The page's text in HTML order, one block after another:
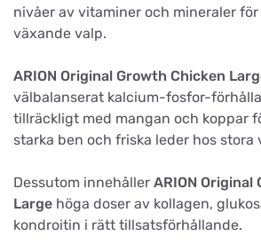
nivåer av vitaminer och mineraler
växande valp.
ARION Original Growth Chicken
välbalanserat kalcium-fosfor-
tillräckligt med mangan och koppar
starka ben och friska leder hos stora
Dessutom innehåller ARION Original
Large höga doser av kollagen,
kondroitin i rätt tillsatsförhållande.